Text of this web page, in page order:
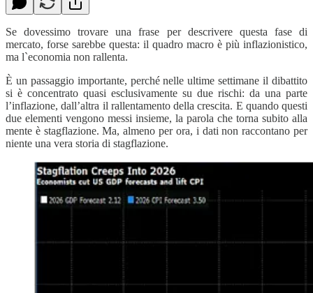
Se dovessimo trovare una frase per descrivere questa fase di
mercato, forse sarebbe questa: il quadro macro è più inflazionistico,
ma l`economia non rallenta.
È un passaggio importante, perché nelle ultime settimane il dibattito
si è concentrato quasi esclusivamente su due rischi: da una parte
l’inflazione, dall’altra il rallentamento della crescita. E quando questi
due elementi vengono messi insieme, la parola che torna subito alla
mente è stagflazione. Ma, almeno per ora, i dati non raccontano per
niente una vera storia di stagflazione.